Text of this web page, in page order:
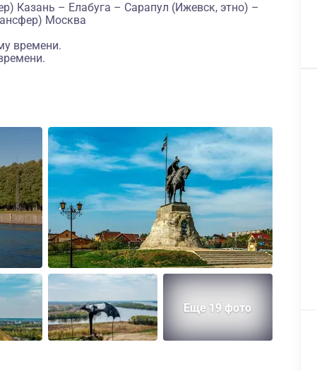
Казань – Елабуга – Сарапул (Ижевск, этно) –
Москва
времени.
Еще 19 фото